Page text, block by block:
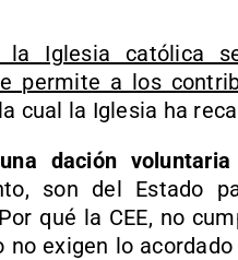
Iglesia católica
permite a los
cual la Iglesia ha
dación
son del Estado
qué la CEE, no
exigen lo